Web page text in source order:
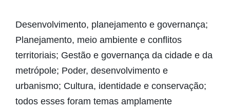
Desenvolvimento, planejamento e governança;
Planejamento, meio ambiente e conflitos
territoriais; Gestão e governança da cidade e da
metrópole; Poder, desenvolvimento e
urbanismo; Cultura, identidade e conservação;
todos esses foram temas amplamente